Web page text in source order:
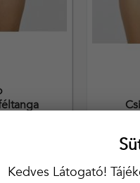
Kedves Látogató!